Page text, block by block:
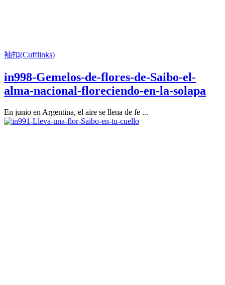
袖扣(Cufflinks)
in998-Gemelos-de-flores-de-Saibo-el-
alma-nacional-floreciendo-en-la-solapa
En junio en Argentina, el aire se llena de fe ...